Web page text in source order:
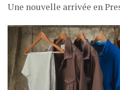
Une nouvelle arrivée en